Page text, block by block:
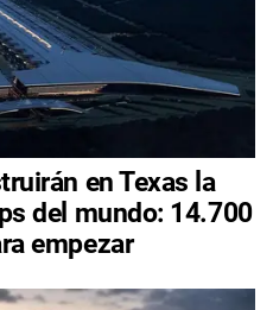
en Texas la
del mundo: 14.700
empezar